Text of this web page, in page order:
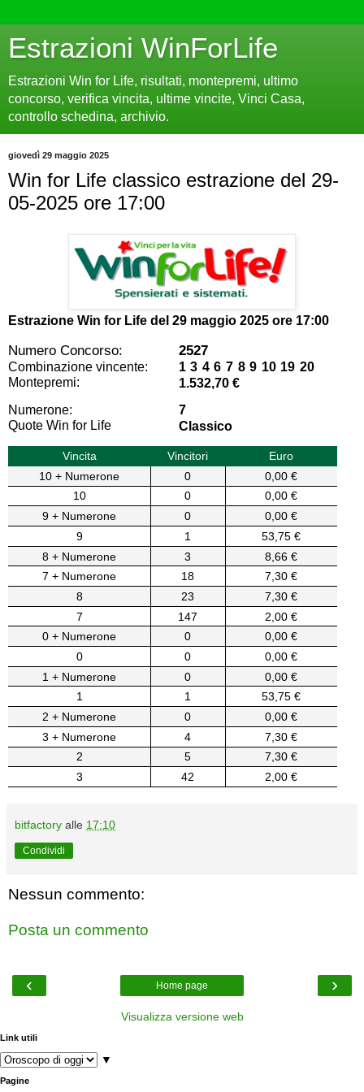
Estrazioni WinForLife
Estrazioni Win for Life, risultati, montepremi, ultimo
concorso, verifica vincita, ultime vincite, Vinci Casa,
controllo schedina, archivio.
giovedì 29 maggio 2025
Win for Life classico estrazione del 29-
05-2025 ore 17:00
Estrazione Win for Life del 29 maggio 2025 ore 17:00
Numero Concorso: 2527
Combinazione vincente:
1 3 4 6 7 8 9 10 19 20
Montepremi:
1.532,70 €
Numerone:
7
Quote Win for Life
Classico
Vincita Vincitori
Euro
10 + Numerone
0
0,00 €
10
0
0,00 €
9 + Numerone
0
0,00 €
9
1
53,75 €
8 + Numerone
3
8,66 €
7 + Numerone
18
7,30 €
8
23
7,30 €
7
147
2,00 €
0 + Numerone
0
0,00 €
0
0
0,00 €
1 + Numerone
0
0,00 €
1
1
53,75 €
2 + Numerone
0
0,00 €
3 + Numerone
4
7,30 €
2
5
7,30 €
3
42 2,00 €
bitfactory alle 17:10
Condividi
Nessun commento:
Posta un commento
‹ ›
Home page
Visualizza versione web
Link utili
▼
Pagine